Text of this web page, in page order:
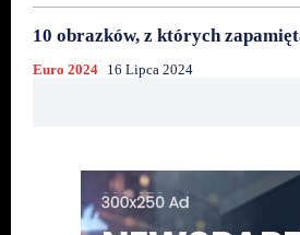
10 obrazków, z których
Euro 2024 16 Lipca 2024